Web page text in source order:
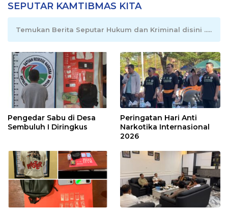
SEPUTAR KAMTIBMAS KITA
Temukan Berita Seputar Hukum dan Kriminal disini .....
Pengedar Sabu di Desa
Sembuluh I Diringkus
Peringatan Hari Anti
Narkotika Internasional
2026